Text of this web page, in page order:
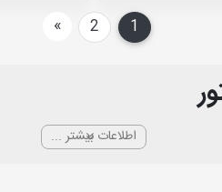
1
2
»
آمالگام استفاده می شود. آمالگام
اطلاعات بیشتر ...